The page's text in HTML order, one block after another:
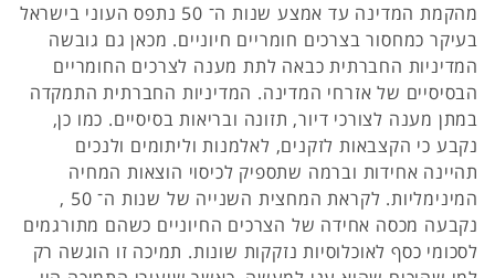
מהקמת המדינה עד אמצע שנות ה־ 50 נתפס העוני בישראל
בעיקר כמחסור בצרכים חומריים חיוניים. מכאן גם גובשה
המדיניות החברתית כבאה לתת מענה לצרכים החומריים
הבסיסיים של אזרחי המדינה. המדיניות החברתית התמקדה
במתן מענה לצורכי דיור, תזונה ובריאות בסיסיים. כמו כן,
נקבע כי הקצבאות לזקנים, לאלמנות וליתומים ולנכים
תהיינה אחידות וברמה שתספיק לכיסוי הוצאות המחיה
המינימליות. לקראת המחצית השנייה של שנות ה־ 50 ,
נקבעה מכסה אחידה של הצרכים החיוניים כשהם מתורגמים
לסכומי כסף לאוכלוסיות נזקקות שונות. תמיכה זו הוגשה רק